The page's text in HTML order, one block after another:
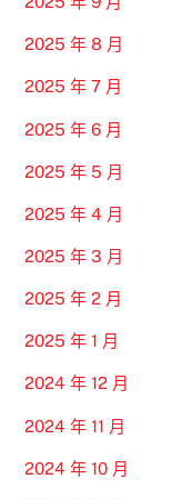
2025 年 8 月
2025 年 7 月
2025 年 6 月
2025 年 5 月
2025 年 4 月
2025 年 3 月
2025 年 2 月
2025 年 1 月
2024 年 12 月
2024 年 11 月
2024 年 10 月